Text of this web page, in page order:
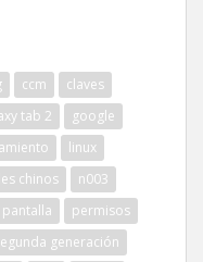
ccm
claves
tab 2
google
linux
chinos
n003
pantalla
permisos
generación